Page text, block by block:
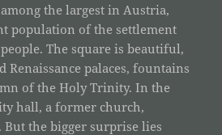
the largest in Austria,
population of the settlement
The square is beautiful,
palaces, fountains
of the Holy Trinity. In the
hall, a former church,
But the bigger surprise lies